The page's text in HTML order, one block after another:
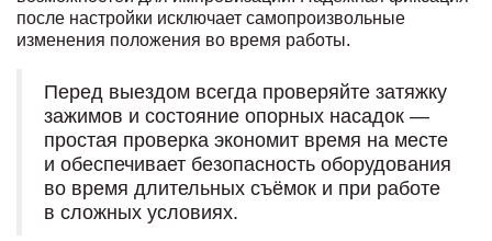
после настройки исключает самопроизвольные
изменения положения во время работы.
Перед выездом всегда проверяйте затяжку
зажимов и состояние опорных насадок —
простая проверка экономит время на месте
и обеспечивает безопасность оборудования
во время длительных съёмок и при работе
в сложных условиях.